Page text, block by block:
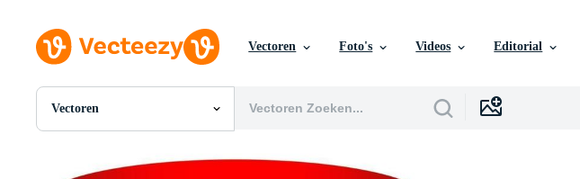
Vectoren Foto's Videos Editorial
Vectoren
Alle Afbeeldingen
PNGs